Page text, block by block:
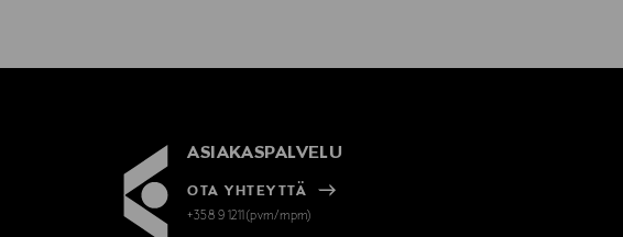
ASIAKASPALVELU
OTA YHTEYTTÄ
+358 9 1211(pvm/mpm)